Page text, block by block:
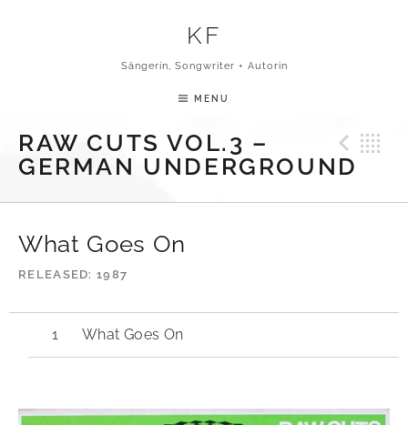
KF
Sängerin, Songwriter + Autorin
MENU
RAW CUTS VOL.3 –
GERMAN UNDERGROUND
What Goes On
RELEASED 1987
What Goes On